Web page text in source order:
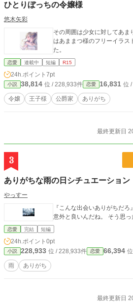
ひとりぼっちの令嬢様
悠木矢彩
その周囲は少女に対してあまりに
はあままつ様のフリーイラス
た。
恋愛 連載中 短編 R15
24h.ポイント 7pt
小説 38,814 位 / 228,933件 恋愛 16,831 位
令嬢 王子様 公爵家 ありがち
最終更新日
3
ありがちな雨の日シチュエーション
やっすー
『こんな出会いありがちだ
意外と良いんだね。 そう思っ
恋愛 完結 短編
24h.ポイント 0pt
小説 228,933 位 / 228,933件 恋愛 66,394
雨 ありがち
最終更新日